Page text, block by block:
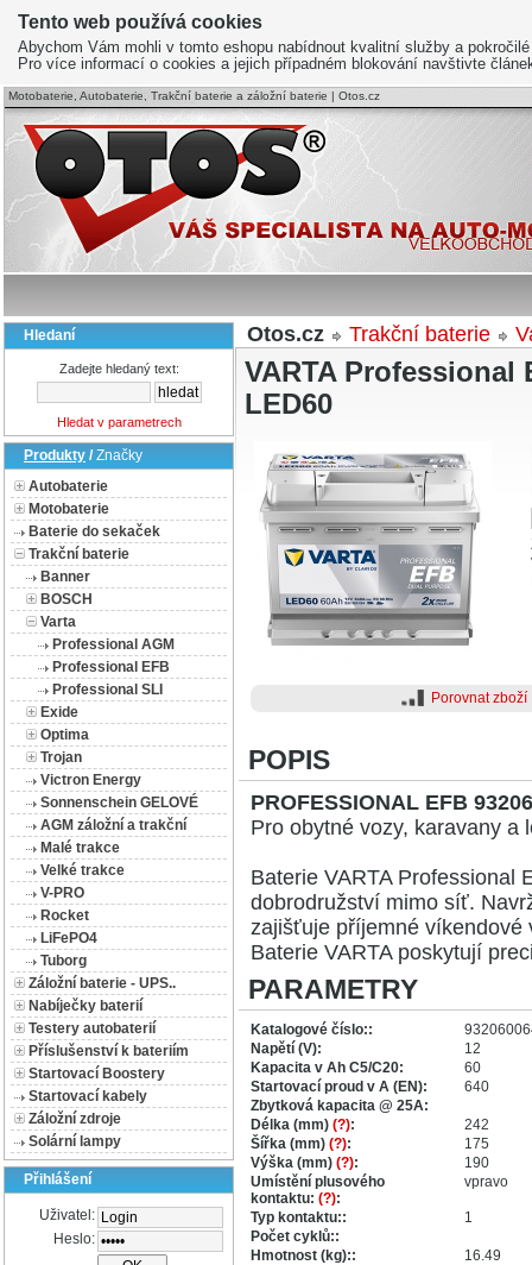
Motobaterie, Autobaterie, Trakční baterie a záložní baterie | Otos.cz
Hledaní
Zadejte hledaný text:
Hledat v parametrech
Produkty /Značky
Autobaterie
Motobaterie
Baterie do sekaček
Trakční baterie
Banner
BOSCH
Varta
Professional AGM
Professional EFB
Professional SLI
(STARTER)
Exide
Optima
Trojan
Victron Energy
Sonnenschein GELOVÉ
AGM záložní a trakční
Malé trakce
Velké trakce
V-PRO
Rocket
LiFePO4
Tuborg
Záložní baterie - UPS..
Nabíječky baterií
Testery autobaterií
Příslušenství k bateriím
Startovací Boostery
Startovací kabely
Záložní zdroje
Solární lampy
Přihlášení
Uživatel:
Heslo:
Otos.cz Trakční baterie
VARTA Professional
LED60
Porovnat zboží
POPIS
PROFESSIONAL EFB
Pro obytné vozy, karavany a
Baterie VARTA Professional
dobrodružství mimo síť.
zajišťuje příjemné víkendové
Baterie VARTA poskytují
PARAMETRY
Katalogové číslo::
Napětí (V):
12
Kapacita v Ah C5/C20:
60
Startovací proud v A (EN):
640
Zbytková kapacita @ 25A:
Délka (mm) (?):
242
Šířka (mm) (?):
175
Výška (mm) (?):
190
Umístění plusového
kontaktu: (?):
vpravo
Typ kontaktu::
1
Počet cyklů::
Hmotnost (kg)::
16.49
Tento web používá cookies
Abychom Vám mohli v tomto eshopu nabídnout kvalitní služby a
Pro více informací o cookies a jejich případném blokování navštivte